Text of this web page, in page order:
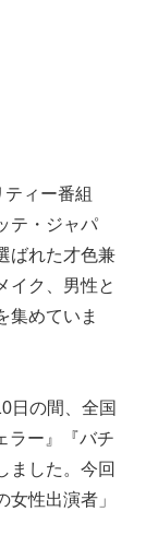
ィー番組
テ・ジャパ
ばれた才色兼
イク、男性と
集めていま
日の間、全国
ラー』『バチ
ました。今回
性出演者」